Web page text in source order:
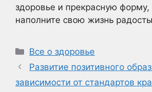
здоровье и прекрасную форму,
наполните свою жизнь
Рубрики
Все о здоровье
Развитие позитивного
зависимости от стандартов